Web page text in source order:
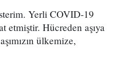
Yerli COVID-19
etmiştir. Hücreden aşıya
ülkemize,